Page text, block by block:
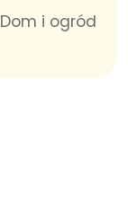
Dom i ogród